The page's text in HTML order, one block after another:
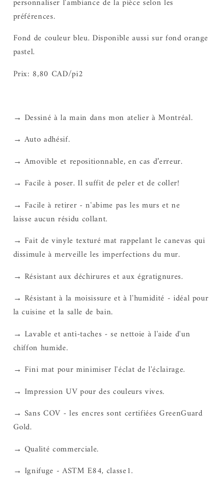
préférences.
Fond de couleur bleu. Disponible aussi sur fond orange
pastel.
Prix: 8,80 CAD/pi2
→ Dessiné à la main dans mon atelier à Montréal.
→ Auto adhésif.
→ Amovible et repositionnable, en cas d’erreur.
→ Facile à poser. Il suffit de peler et de coller!
→ Facile à retirer - n'abime pas les murs et ne
laisse aucun résidu collant.
→ Fait de vinyle texturé mat rappelant le canevas qui
dissimule à merveille les imperfections du mur.
→ Résistant aux déchirures et aux égratignures.
→ Résistant à la moisissure et à l'humidité - idéal pour
la cuisine et la salle de bain.
→ Lavable et anti-taches - se nettoie à l'aide d'un
chiffon humide.
→ Fini mat pour minimiser l'éclat de l'éclairage.
→ Impression UV pour des couleurs vives.
→ Sans COV - les encres sont certifiées GreenGuard
Gold.
→ Qualité commerciale.
→ Ignifuge - ASTM E84, classe1.